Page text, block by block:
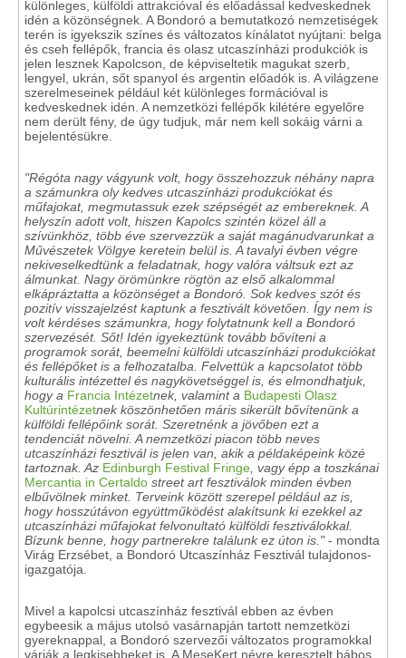
különleges, külföldi attrakcióval és előadással kedveskednek
idén a közönségnek. A Bondoró a bemutatkozó nemzetiségek
terén is igyekszik színes és változatos kínálatot nyújtani: belga
és cseh fellépők, francia és olasz utcaszínházi produkciók is
jelen lesznek Kapolcson, de képviseltetik magukat szerb,
lengyel, ukrán, sőt spanyol és argentin előadók is. A világzene
szerelmeseinek például két különleges formációval is
kedveskednek idén. A nemzetközi fellépők kilétére egyelőre
nem derült fény, de úgy tudjuk, már nem kell sokáig várni a
bejelentésükre.
"Régóta nagy vágyunk volt, hogy összehozzuk néhány napra
a számunkra oly kedves utcaszínházi produkciókat és
műfajokat, megmutassuk ezek szépségét az embereknek. A
helyszín adott volt, hiszen Kapolcs szintén közel áll a
szívünkhöz, több éve szervezzük a saját magánudvarunkat a
Művészetek Völgye keretein belül is. A tavalyi évben végre
nekiveselkedtünk a feladatnak, hogy valóra váltsuk ezt az
álmunkat. Nagy örömünkre rögtön az első alkalommal
elkápráztatta a közönséget a Bondoró. Sok kedves szót és
pozitív visszajelzést kaptunk a fesztivált követően. Így nem is
volt kérdéses számunkra, hogy folytatnunk kell a Bondoró
szervezését. Sőt! Idén igyekeztünk tovább bővíteni a
programok sorát, beemelni külföldi utcaszínházi produkciókat
és fellépőket is a felhozatalba. Felvettük a kapcsolatot több
kulturális intézettel és nagykövetséggel is, és elmondhatjuk,
hogy a Francia Intézetnek, valamint a Budapesti Olasz
Kultúrintézetnek köszönhetően máris sikerült bővítenünk a
külföldi fellépőink sorát. Szeretnénk a jövőben ezt a
tendenciát növelni. A nemzetközi piacon több neves
utcaszínházi fesztivál is jelen van, akik a példaképeink közé
tartoznak. Az Edinburgh Festival Fringe , vagy épp a toszkánai
Mercantia in Certaldo street art fesztiválok minden évben
elbűvölnek minket. Terveink között szerepel például az is,
hogy hosszútávon együttműködést alakítsunk ki ezekkel az
utcaszínházi műfajokat felvonultató külföldi fesztiválokkal.
Bízunk benne, hogy partnerekre találunk ez úton is."- mondta
Virág Erzsébet, a Bondoró Utcaszínház Fesztivál tulajdonos-
igazgatója.
Mivel a kapolcsi utcaszínház fesztivál ebben az évben
egybeesik a május utolsó vasárnapján tartott nemzetközi
gyereknappal, a Bondoró szervezői változatos programokkal
várják a legkisebbeket is. A MeseKert névre keresztelt bábos